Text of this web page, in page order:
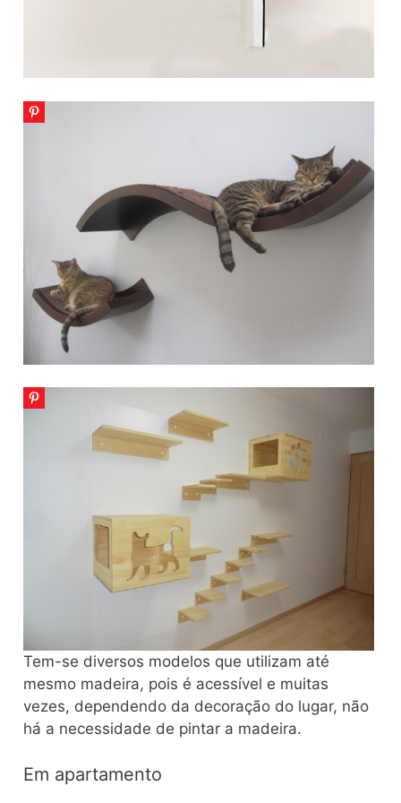
Tem-se diversos modelos que utilizam até
mesmo madeira, pois é acessível e muitas
vezes, dependendo da decoração do lugar, não
há a necessidade de pintar a madeira.
Em apartamento